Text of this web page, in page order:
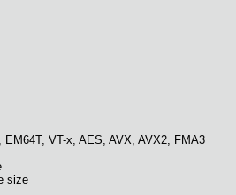
VT-x, AES, AVX, AVX2, FMA3
size